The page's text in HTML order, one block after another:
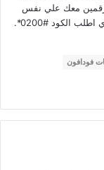
رقمين معك علي نفس
فودافون